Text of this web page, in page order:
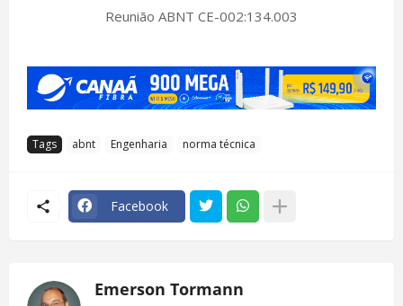
Reunião ABNT CE-002:134.003
Tags abnt Engenharia norma técnica
Facebook
Emerson Tormann